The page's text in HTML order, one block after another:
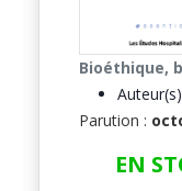
Bioéthique,
Auteur(s)
Parution :
EN